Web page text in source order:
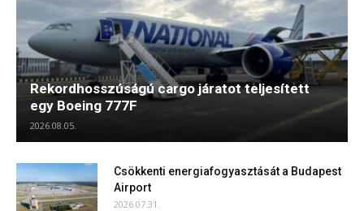
Rekordhosszúságú cargo járatot teljesített
egy Boeing 777F
2026.08.05.
Csökkenti energiafogyasztását a Budapest
Airport
2026.07.31.